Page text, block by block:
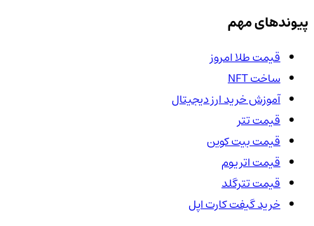
پیوندهای مهم
قیمت طلا امروز
ساخت NFT
آموزش خرید ارز دیجیتال
قیمت تتر
قیمت بیت کوین
قیمت اتریوم
قیمت تترگلد
خرید گیفت کارت اپل